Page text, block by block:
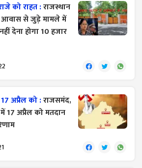
को राहत :राजस्थान
आवास से जुड़े मामले में
देना होगा 10 हजार
अप्रैल को :राजसमंद,
17 अप्रैल को मतदान